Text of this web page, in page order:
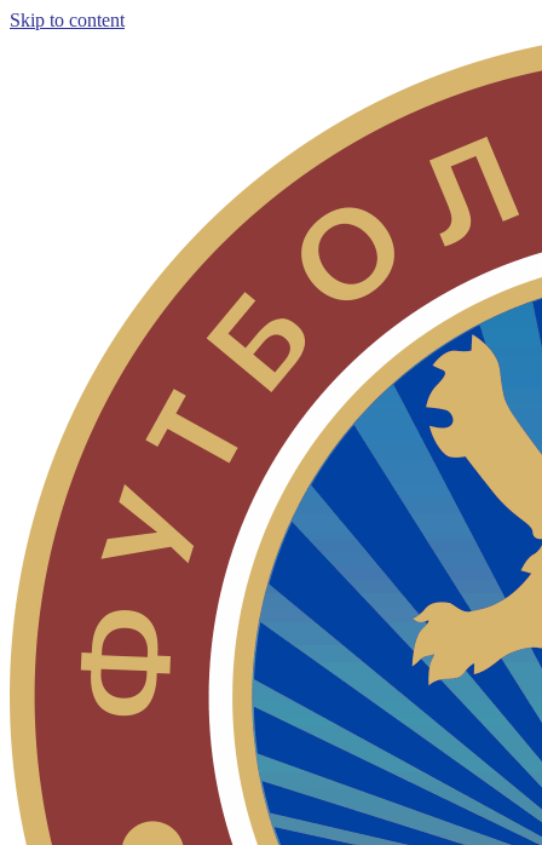
Skip to content